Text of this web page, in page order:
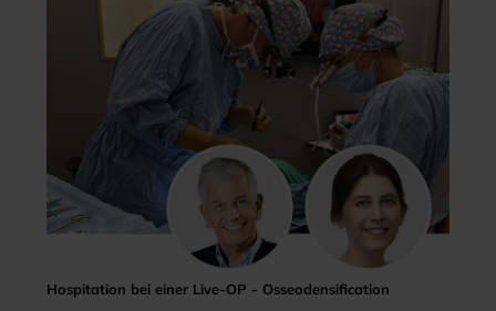
Hospitation bei einer Live-OP - Osseodensification